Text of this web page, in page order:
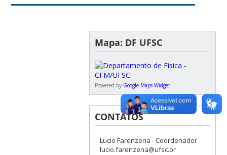
Mapa: DF UFSC
Powered by Google Maps Widget
CONTATOS
Lucio Farenzena - Coordenador
lucio.farenzena@ufsc.br